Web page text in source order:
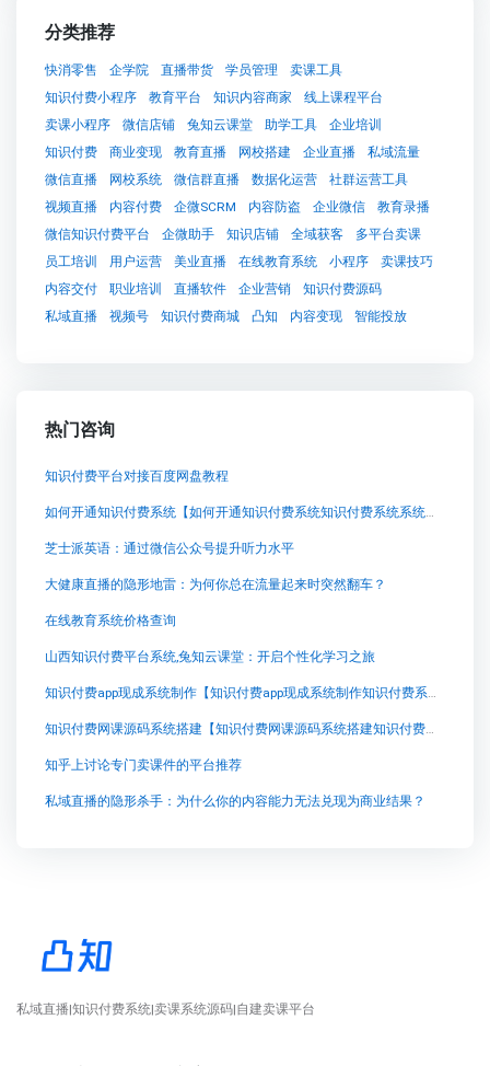
分类推荐
快消零售 企学院 直播带货 学员管理
卖课工具
知识付费小程序
教育平台 知识内容商家
线上课程平台
卖课小程序
微信店铺 兔知云课堂 助学工具
企业培训
知识付费
商业变现 教育直播 网校搭建 企业直播
私域流量
微信直播
网校系统 微信群直播 数据化运营
社群运营工具
视频直播
内容付费 企微SCRM 内容防盗 企业微信
教育录播
微信知识付费平台
企微助手 知识店铺 全域获客
多平台卖课
员工培训
用户运营 美业直播 在线教育系统 小程序
卖课技巧
内容交付
职业培训 直播软件 企业营销
知识付费源码
私域直播
视频号 知识付费商城 凸知 内容变现 智能投放
热门咨询
知识付费平台对接百度网盘教程
如何开通知识付费系统【如何开通知识付费系统知识付费系统系统怎么制作，知识付费系统搭建使用教程】
芝士派英语：通过微信公众号提升听力水平
大健康直播的隐形地雷：为何你总在流量起来时突然翻车？
在线教育系统价格查询
山西知识付费平台系统,兔知云课堂：开启个性化学习之旅
知识付费app现成系统制作【知识付费app现成系统制作知识付费系统系统怎么制作，知识付费系统搭建使用教程】
知识付费网课源码系统搭建【知识付费网课源码系统搭建知识付费系统系统怎么制作，知识付费系统搭建使用教程】
知乎上讨论专门卖课件的平台推荐
私域直播的隐形杀手：为什么你的内容能力无法兑现为商业结果？
私域直播|知识付费系统|卖课系统源码|自建卖课平台